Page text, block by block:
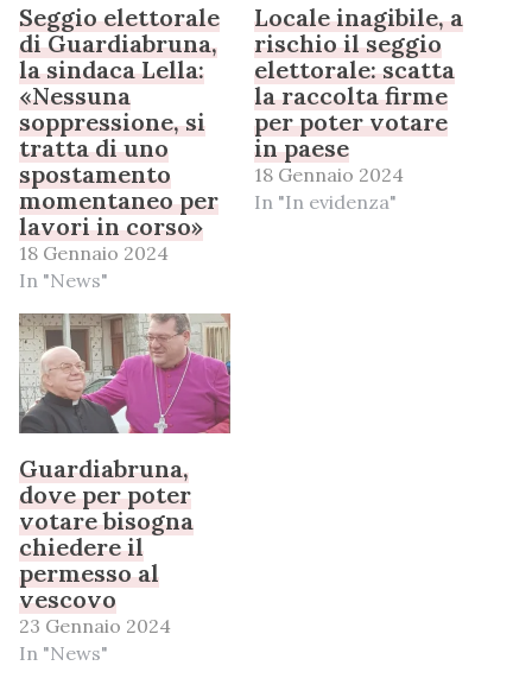
Seggio elettorale
di Guardiabruna,
la sindaca Lella:
«Nessuna
soppressione, si
tratta di uno
spostamento
momentaneo per
lavori in corso»
18 Gennaio 2024
In "News"
Locale inagibile, a
rischio il seggio
elettorale: scatta
la raccolta firme
per poter votare
in paese
18 Gennaio 2024
In "In evidenza"
Guardiabruna,
dove per poter
votare bisogna
chiedere il
permesso al
vescovo
23 Gennaio 2024
In "News"